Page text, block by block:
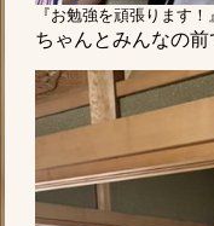
『お勉強を頑張ります！
ちゃんとみんなの